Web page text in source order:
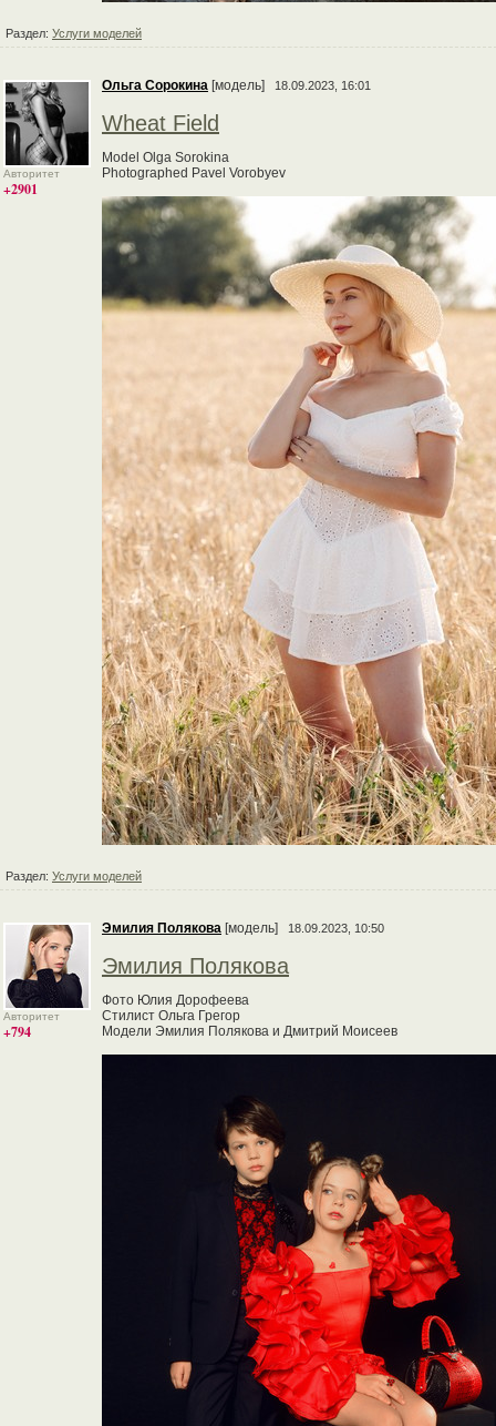
Раздел: Услуги моделей
Авторитет
+2901
Ольга Сорокина [модель] 18.09.2023, 16:01
Wheat Field
Model Olga Sorokina
Photographed Pavel Vorobyev
Раздел: Услуги моделей
Авторитет
+794
Эмилия Полякова [модель] 18.09.2023, 10:50
Эмилия Полякова
Фото Юлия Дорофеева
Стилист Ольга Грегор
Модели Эмилия Полякова и Дмитрий Моисеев